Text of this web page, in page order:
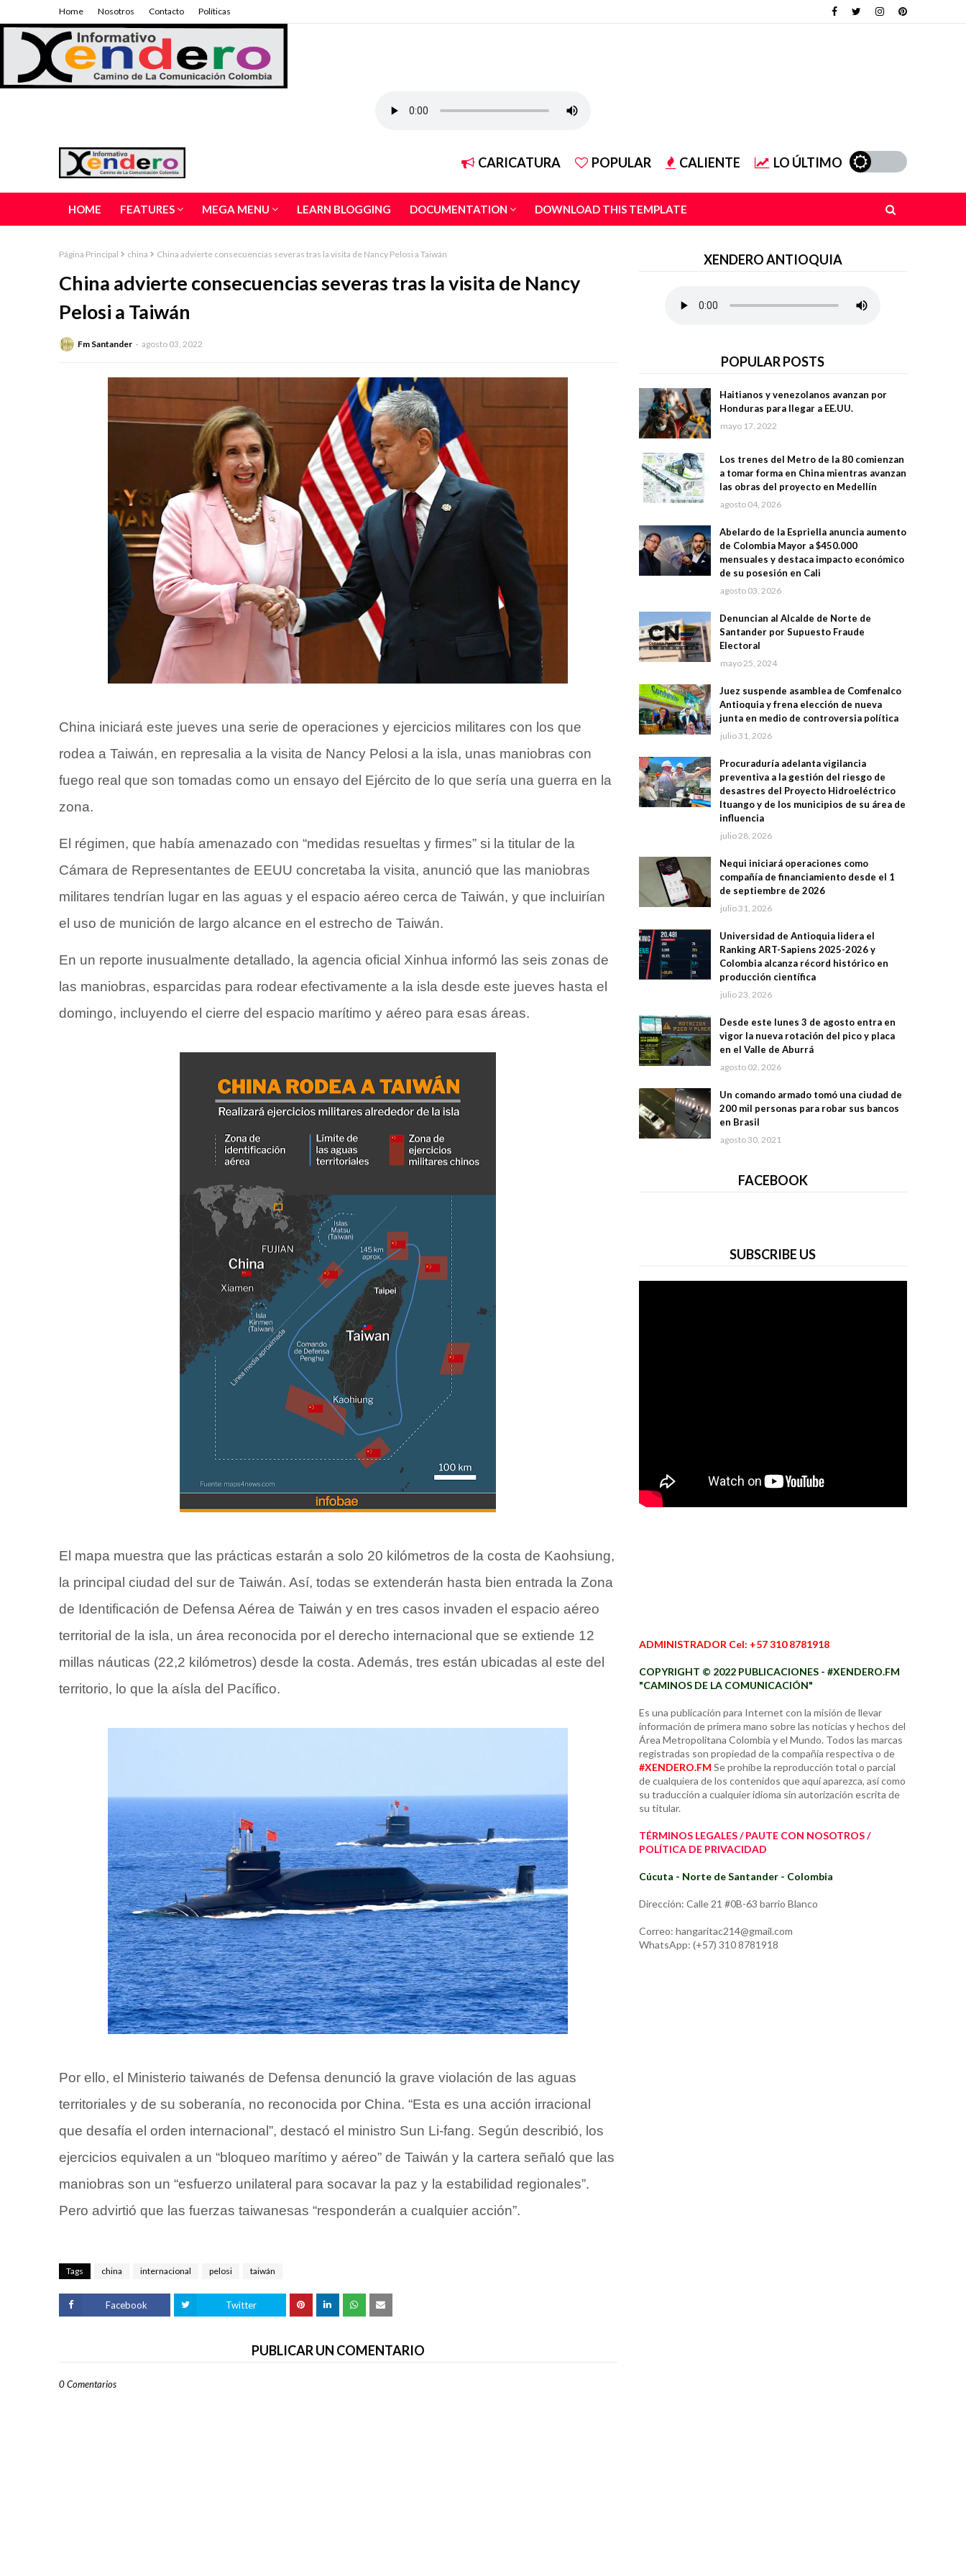
Home Nosotros Contacto Políticas
CARICATURA POPULAR CALIENTE LO ÚLTIMO
HOME FEATURES MEGA MENU LEARN BLOGGING DOCUMENTATION DOWNLOAD THIS TEMPLATE
Página Principal china China advierte consecuencias severas tras la visita de Nancy Pelosi a Taiwán
China advierte consecuencias severas tras la visita de Nancy
Pelosi a Taiwán
Fm Santander agosto 03, 2022
China iniciará este jueves una serie de operaciones y ejercicios militares con los que
rodea a Taiwán, en represalia a la visita de Nancy Pelosi a la isla, unas maniobras con
fuego real que son tomadas como un ensayo del Ejército de lo que sería una guerra en la
zona.
El régimen, que había amenazado con “medidas resueltas y firmes” si la titular de la
Cámara de Representantes de EEUU concretaba la visita, anunció que las maniobras
militares tendrían lugar en las aguas y el espacio aéreo cerca de Taiwán, y que incluirían
el uso de munición de largo alcance en el estrecho de Taiwán.
En un reporte inusualmente detallado, la agencia oficial Xinhua informó las seis zonas de
las maniobras, esparcidas para rodear efectivamente a la isla desde este jueves hasta el
domingo, incluyendo el cierre del espacio marítimo y aéreo para esas áreas.
El mapa muestra que las prácticas estarán a solo 20 kilómetros de la costa de Kaohsiung,
la principal ciudad del sur de Taiwán. Así, todas se extenderán hasta bien entrada la Zona
de Identificación de Defensa Aérea de Taiwán y en tres casos invaden el espacio aéreo
territorial de la isla, un área reconocida por el derecho internacional que se extiende 12
millas náuticas (22,2 kilómetros) desde la costa. Además, tres están ubicadas al este del
territorio, lo que la aísla del Pacífico.
Por ello, el Ministerio taiwanés de Defensa denunció la grave violación de las aguas
territoriales y de su soberanía, no reconocida por China. “Esta es una acción irracional
que desafía el orden internacional”, destacó el ministro Sun Li-fang. Según describió, los
ejercicios equivalen a un “bloqueo marítimo y aéreo” de Taiwán y la cartera señaló que las
maniobras son un “esfuerzo unilateral para socavar la paz y la estabilidad regionales”.
Pero advirtió que las fuerzas taiwanesas “responderán a cualquier acción”.
Tags china internacional pelosi taiwán
Facebook Twitter
PUBLICAR UN COMENTARIO
0 Comentarios
XENDERO ANTIOQUIA
POPULAR POSTS
Haitianos y venezolanos avanzan por
Honduras para llegar a EE.UU.
mayo 17, 2022
Los trenes del Metro de la 80 comienzan
a tomar forma en China mientras avanzan
las obras del proyecto en Medellín
agosto 04, 2026
Abelardo de la Espriella anuncia aumento
de Colombia Mayor a $450.000
mensuales y destaca impacto económico
de su posesión en Cali
agosto 03, 2026
Denuncian al Alcalde de Norte de
Santander por Supuesto Fraude
Electoral
mayo 25, 2024
Juez suspende asamblea de Comfenalco
Antioquia y frena elección de nueva
junta en medio de controversia política
julio 31, 2026
Procuraduría adelanta vigilancia
preventiva a la gestión del riesgo de
desastres del Proyecto Hidroeléctrico
Ituango y de los municipios de su área de
influencia
julio 28, 2026
Nequi iniciará operaciones como
compañía de financiamiento desde el 1
de septiembre de 2026
julio 31, 2026
Universidad de Antioquia lidera el
Ranking ART-Sapiens 2025-2026 y
Colombia alcanza récord histórico en
producción científica
julio 23, 2026
Desde este lunes 3 de agosto entra en
vigor la nueva rotación del pico y placa
en el Valle de Aburrá
agosto 02, 2026
Un comando armado tomó una ciudad de
200 mil personas para robar sus bancos
en Brasil
agosto 30, 2021
FACEBOOK
SUBSCRIBE US
ADMINISTRADOR Cel: +57 310 8781918
COPYRIGHT © 2022 PUBLICACIONES - #XENDERO.FM
"CAMINOS DE LA COMUNICACIÓN"
Es una publicación para Internet con la misión de llevar
información de primera mano sobre las noticias y hechos del
Área Metropolitana Colombia y el Mundo. Todos las marcas
registradas son propiedad de la compañía respectiva o de
#XENDERO.FM Se prohíbe la reproducción total o parcial
de cualquiera de los contenidos que aquí aparezca, así como
su traducción a cualquier idioma sin autorización escrita de
su titular.
TÉRMINOS LEGALES / PAUTE CON NOSOTROS /
POLÍTICA DE PRIVACIDAD
Cúcuta - Norte de Santander - Colombia
Dirección: Calle 21 #0B-63 barrio Blanco
Correo: hangaritac214@gmail.com
WhatsApp: (+57) 310 8781918